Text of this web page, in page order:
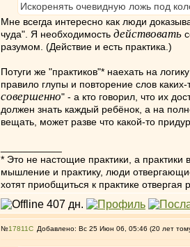
Искоренять очевидную ложь под
Мне всегда интересно как люди
чуда". Я необходимость действовать
разумом. (Действие и есть практика.)
Потуги же "практиков"* наехать на
правило глупы и повторение слов
совершенно" - а кто говорил, что их
должен знать каждый ребёнок, а на
вещать, может разве что какой-то
* Это не настощие практики, а
мышление и практику, люди
хотят приобщиться к практике отвергая
№17811 Добавлено: Вс 25 Июн 06, 05:46 (20 лет